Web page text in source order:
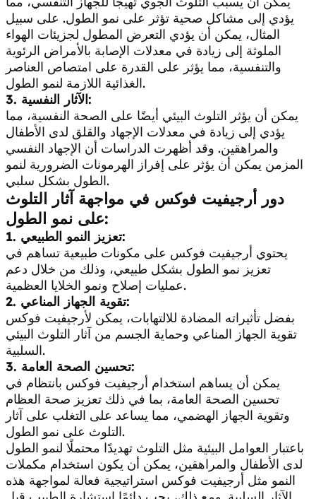
يؤدي إلى مشاكل صحية تؤثر على نمو الطول. على سبيل
المثال، يمكن أن يؤدي التعرض المطول لجزيئات الهواء
الملوثة إلى زيادة في معدلات الإصابة بالأمراض الرئوية
والتنفسية، مما يؤثر على القدرة على امتصاص العناصر
الغذائية اللازمة لنمو الطول.
3. الآثار النفسية:
يمكن أن يؤثر التلوث البيئي أيضًا على الصحة النفسية، مما
يؤدي إلى زيادة في معدلات الإجهاد والقلق لدى الأطفال
والمراهقين. وقد أظهرت الدراسات أن الإجهاد النفسي
المزمن يمكن أن يؤثر على إفراز الهرمونات الضرورية لنمو
الطول بشكل سلبي.
دور أرجيفيت فوكس في مواجهة آثار التلوث
على نمو الطول:
1. تعزيز النمو الطبيعي:
يحتوي أرجيفيت فوكس على مكونات طبيعية تساهم في
تعزيز نمو الطول بشكل طبيعي، وذلك من خلال دعم
عمليات إصلاح ونمو الخلايا العظمية.
2. تقوية الجهاز المناعي:
بفضل تأثيراته المضادة للالتهابات، يمكن لأرجيفيت فوكس
تقوية الجهاز المناعي وحماية الجسم من آثار التلوث البيئي
السلبية.
3. تحسين الصحة العامة:
يمكن أن يساهم استخدام أرجيفيت فوكس بانتظام في
تحسين الصحة العامة، بما في ذلك تعزيز صحة العظام
وتقوية الجهاز الهضمي، مما يساعد على التغلب على آثار
التلوث على نمو الطول.
باعتبار العوامل البيئية مثل التلوث تهديدًا محتملًا لنمو الطول
لدى الأطفال والمراهقين، يمكن أن يكون استخدام مكملات
النمو مثل أرجيفيت فوكس استراتيجية فعالة لمواجهة هذه